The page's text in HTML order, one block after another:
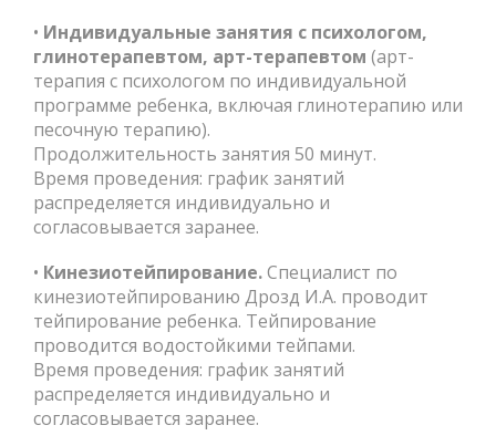
• Индивидуальные занятия с психологом,
глинотерапевтом, арт-терапевтом (арт-
терапия с психологом по индивидуальной
программе ребенка, включая глинотерапию или
песочную терапию).
Продолжительность занятия 50 минут.
Время проведения: график занятий
распределяется индивидуально и
согласовывается заранее.
• Кинезиотейпирование.Специалист по
кинезиотейпированию Дрозд И.А. проводит
тейпирование ребенка. Тейпирование
проводится водостойкими тейпами.
Время проведения: график занятий
распределяется индивидуально и
согласовывается заранее.